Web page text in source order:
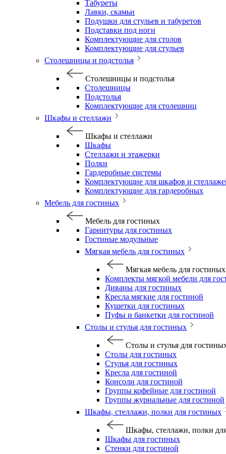
Табуреты
Лавки, скамьи
Подушки для стульев и табуретов
Подставки под ноги
Комплектующие для столов
Комплектующие для стульев
Столешницы и подстолья
Столешницы и подстолья
Столешницы
Подстолья
Комплектующие для столешниц
Шкафы и стеллажи
Шкафы и стеллажи
Шкафы
Стеллажи и этажерки
Полки
Гардеробные системы
Комплектующие для шкафов и
Комплектующие для гардеробных
Мебель для гостиных
Мебель для гостиных
Гарнитуры для гостиных
Гостиные модульные
Мягкая мебель для гостиных
Мягкая мебель для гостиных
Комплекты мягкой мебели для
Диваны для гостиных
Кресла мягкие для гостиной
Кушетки для гостиных
Пуфы и банкетки для гостиной
Столы и стулья для гостиных
Столы и стулья для
Столы для гостиных
Стулья для гостиных
Кресла для гостиной
Консоли для гостиной
Группы кофейные для гостиной
Группы журнальные для гостиной
Шкафы, стеллажи, полки для гостиных
Шкафы, стеллажи, полки
Шкафы для гостиных
Стенки для гостиной